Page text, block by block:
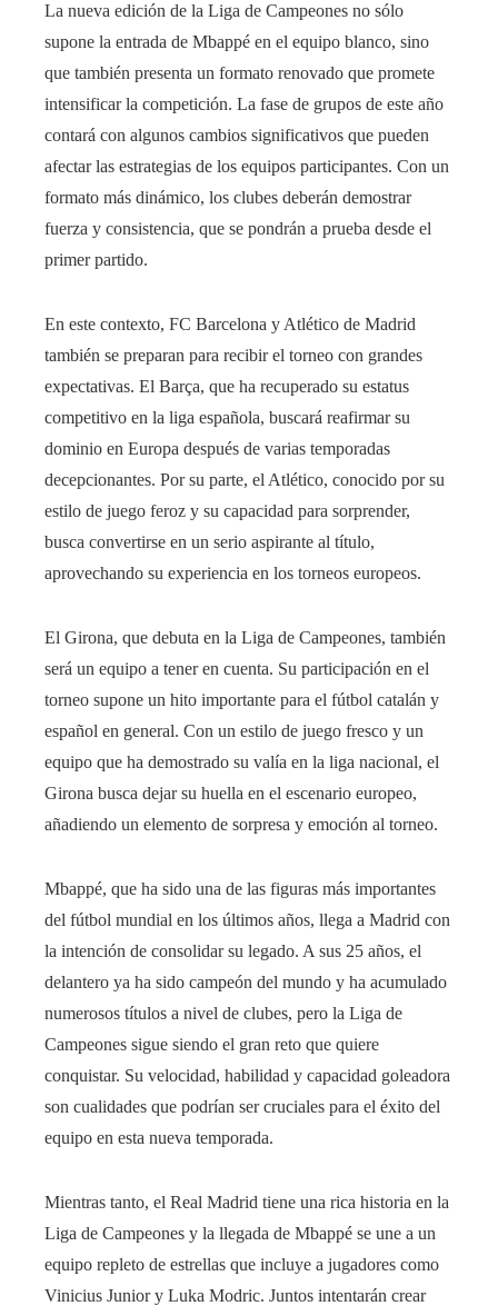
La nueva edición de la Liga de Campeones no sólo
supone la entrada de Mbappé en el equipo blanco, sino
que también presenta un formato renovado que promete
intensificar la competición. La fase de grupos de este año
contará con algunos cambios significativos que pueden
afectar las estrategias de los equipos participantes. Con un
formato más dinámico, los clubes deberán demostrar
fuerza y ​​consistencia, que se pondrán a prueba desde el
primer partido.
En este contexto, FC Barcelona y Atlético de Madrid
también se preparan para recibir el torneo con grandes
expectativas. El Barça, que ha recuperado su estatus
competitivo en la liga española, buscará reafirmar su
dominio en Europa después de varias temporadas
decepcionantes. Por su parte, el Atlético, conocido por su
estilo de juego feroz y su capacidad para sorprender,
busca convertirse en un serio aspirante al título,
aprovechando su experiencia en los torneos europeos.
El Girona, que debuta en la Liga de Campeones, también
será un equipo a tener en cuenta. Su participación en el
torneo supone un hito importante para el fútbol catalán y
español en general. Con un estilo de juego fresco y un
equipo que ha demostrado su valía en la liga nacional, el
Girona busca dejar su huella en el escenario europeo,
añadiendo un elemento de sorpresa y emoción al torneo.
Mbappé, que ha sido una de las figuras más importantes
del fútbol mundial en los últimos años, llega a Madrid con
la intención de consolidar su legado. A sus 25 años, el
delantero ya ha sido campeón del mundo y ha acumulado
numerosos títulos a nivel de clubes, pero la Liga de
Campeones sigue siendo el gran reto que quiere
conquistar. Su velocidad, habilidad y capacidad goleadora
son cualidades que podrían ser cruciales para el éxito del
equipo en esta nueva temporada.
Mientras tanto, el Real Madrid tiene una rica historia en la
Liga de Campeones y la llegada de Mbappé se une a un
equipo repleto de estrellas que incluye a jugadores como
Vinicius Junior y Luka Modric. Juntos intentarán crear